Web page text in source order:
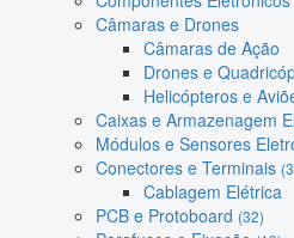
Câmaras e Drones
Câmaras de Ação
Drones e
Helicópteros e
Caixas e Armazenagem
Módulos e Sensores
Conectores e Terminais
Cablagem Elétrica
PCB e Protoboard (32)